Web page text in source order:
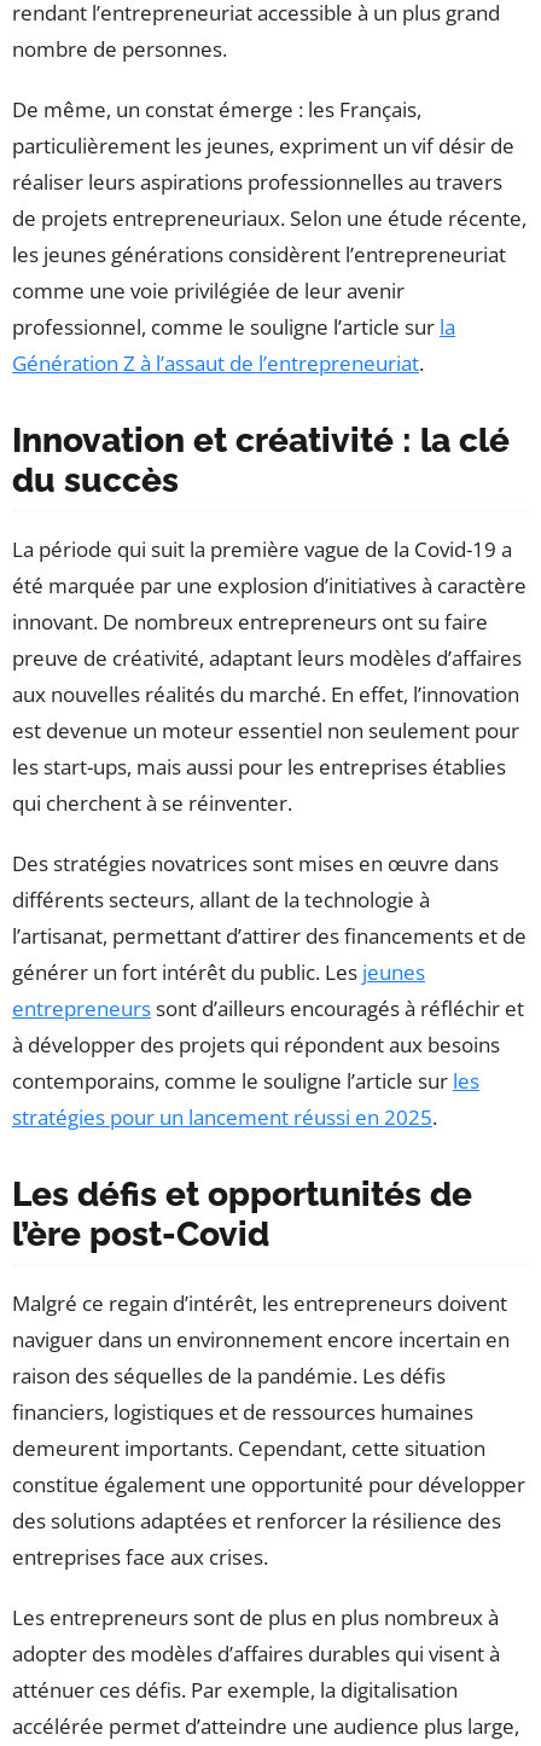
rendant l’entrepreneuriat accessible à un plus grand
nombre de personnes.
De même, un constat émerge : les Français,
particulièrement les jeunes, expriment un vif désir de
réaliser leurs aspirations professionnelles au travers
de projets entrepreneuriaux. Selon une étude récente,
les jeunes générations considèrent l’entrepreneuriat
comme une voie privilégiée de leur avenir
professionnel, comme le souligne l’article sur la
Génération Z à l’assaut de l’entrepreneuriat.
Innovation et créativité : la clé
du succès
La période qui suit la première vague de la Covid-19 a
été marquée par une explosion d’initiatives à caractère
innovant. De nombreux entrepreneurs ont su faire
preuve de créativité, adaptant leurs modèles d’affaires
aux nouvelles réalités du marché. En effet, l’innovation
est devenue un moteur essentiel non seulement pour
les start-ups, mais aussi pour les entreprises établies
qui cherchent à se réinventer.
Des stratégies novatrices sont mises en œuvre dans
différents secteurs, allant de la technologie à
l’artisanat, permettant d’attirer des financements et de
générer un fort intérêt du public. Les jeunes
entrepreneurssont d’ailleurs encouragés à réfléchir et
à développer des projets qui répondent aux besoins
contemporains, comme le souligne l’article sur les
stratégies pour un lancement réussi en 2025.
Les défis et opportunités de
l’ère post-Covid
Malgré ce regain d’intérêt, les entrepreneurs doivent
naviguer dans un environnement encore incertain en
raison des séquelles de la pandémie. Les défis
financiers, logistiques et de ressources humaines
demeurent importants. Cependant, cette situation
constitue également une opportunité pour développer
des solutions adaptées et renforcer la résilience des
entreprises face aux crises.
Les entrepreneurs sont de plus en plus nombreux à
adopter des modèles d’affaires durables qui visent à
atténuer ces défis. Par exemple, la digitalisation
accélérée permet d’atteindre une audience plus large,